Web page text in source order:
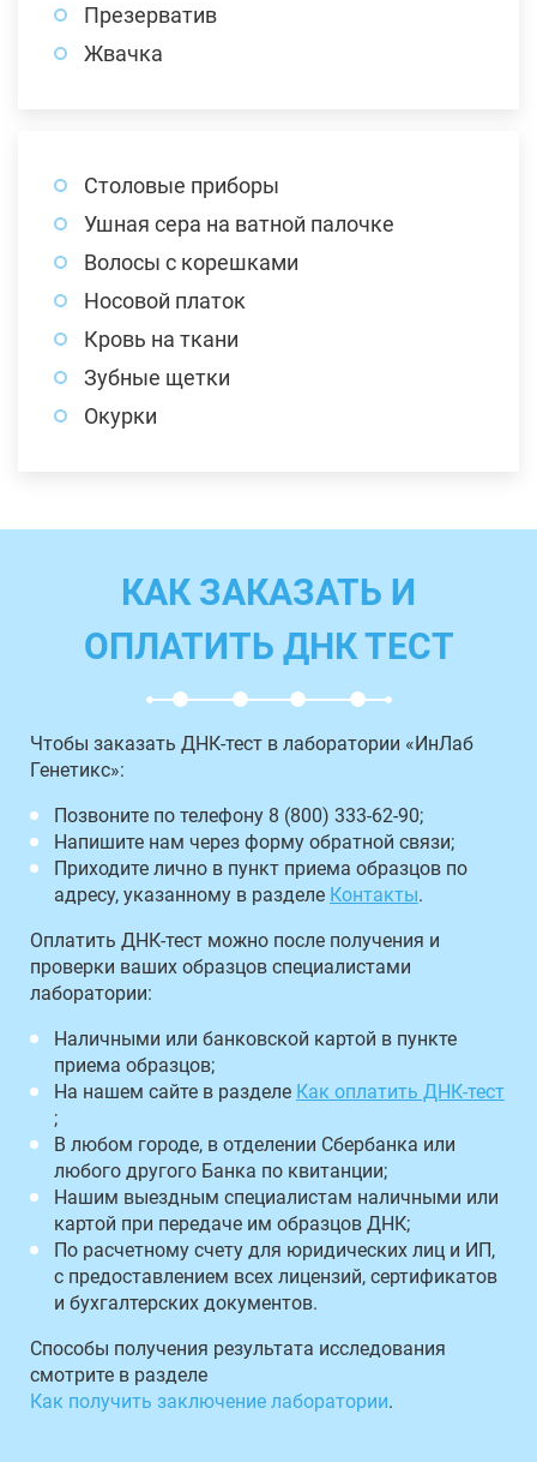
Презерватив
Жвачка
Столовые приборы
Ушная сера на ватной палочке
Волосы с корешками
Носовой платок
Кровь на ткани
Зубные щетки
Окурки
КАК ЗАКАЗАТЬ И
ОПЛАТИТЬ ДНК ТЕСТ
Чтобы заказать ДНК-тест в лаборатории «ИнЛаб
Генетикс»:
Позвоните по телефону 8 (800) 333-62-90;
Напишите нам через форму обратной связи;
Приходите лично в пункт приема образцов по
адресу, указанному в разделе Контакты.
Оплатить ДНК-тест можно после получения и
проверки ваших образцов специалистами
лаборатории:
Наличными или банковской картой в пункте
приема образцов;
На нашем сайте в разделе Как оплатить ДНК-тест
;
В любом городе, в отделении Сбербанка или
любого другого Банка по квитанции;
Нашим выездным специалистам наличными или
картой при передаче им образцов ДНК;
По расчетному счету для юридических лиц и ИП,
с предоставлением всех лицензий, сертификатов
и бухгалтерских документов.
Способы получения результата исследования
смотрите в разделе
Как получить заключение лаборатории.